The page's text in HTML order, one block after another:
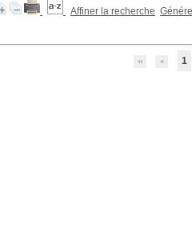
Affiner la recherche
1